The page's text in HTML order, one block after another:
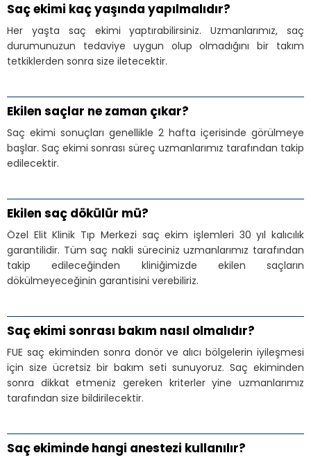
Saç ekimi kaç yaşında yapılmalıdır?
Her yaşta saç ekimi yaptırabilirsiniz. Uzmanlarımız, saç
durumunuzun tedaviye uygun olup olmadığını bir takım
tetkiklerden sonra size iletecektir.
Ekilen saçlar ne zaman çıkar?
Saç ekimi sonuçları genellikle 2 hafta içerisinde görülmeye
başlar. Saç ekimi sonrası süreç uzmanlarımız tarafından takip
edilecektir.
Ekilen saç dökülür mü?
Özel Elit Klinik Tıp Merkezi saç ekim işlemleri 30 yıl kalıcılık
garantilidir. Tüm saç nakli süreciniz uzmanlarımız tarafından
takip edileceğinden kliniğimizde ekilen saçların
dökülmeyeceğinin garantisini verebiliriz.
Saç ekimi sonrası bakım nasıl olmalıdır?
FUE saç ekiminden sonra donör ve alıcı bölgelerin iyileşmesi
için size ücretsiz bir bakım seti sunuyoruz. Saç ekiminden
sonra dikkat etmeniz gereken kriterler yine uzmanlarımız
tarafından size bildirilecektir.
Saç ekiminde hangi anestezi kullanılır?